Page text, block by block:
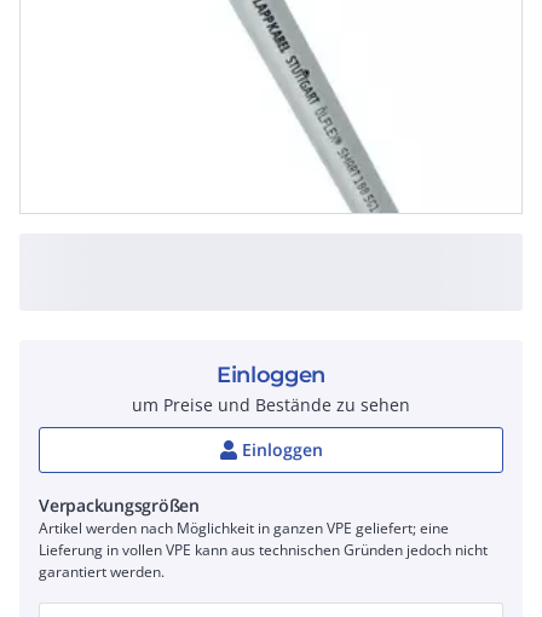
Einloggen
um Preise und Bestände zu sehen
Einloggen
Verpackungsgrößen
Artikel werden nach Möglichkeit in ganzen VPE geliefert; eine
Lieferung in vollen VPE kann aus technischen Gründen jedoch nicht
garantiert werden.